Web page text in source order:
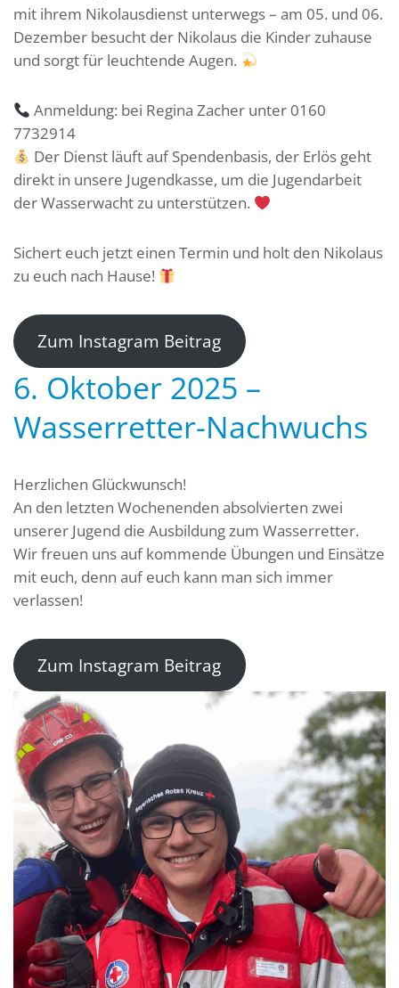
mit ihrem Nikolausdienst unterwegs – am 05. und 06.
Dezember besucht der Nikolaus die Kinder zuhause
und sorgt für leuchtende Augen.
Anmeldung: bei Regina Zacher unter 0160
7732914
Der Dienst läuft auf Spendenbasis, der Erlös geht
direkt in unsere Jugendkasse, um die Jugendarbeit
der Wasserwacht zu unterstützen.
Sichert euch jetzt einen Termin und holt den Nikolaus
zu euch nach Hause!
Zum Instagram Beitrag
6. Oktober 2025 –
Wasserretter-Nachwuchs
Herzlichen Glückwunsch!
An den letzten Wochenenden absolvierten zwei
unserer Jugend die Ausbildung zum Wasserretter.
Wir freuen uns auf kommende Übungen und Einsätze
mit euch, denn auf euch kann man sich immer
verlassen!
Zum Instagram Beitrag